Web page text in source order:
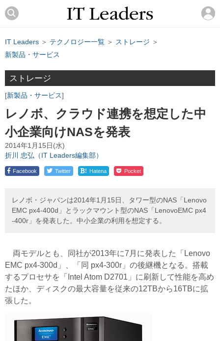
IT Leaders ＞ テクノロジー一覧 ＞ ストレージ ＞
新製品・サービス
ストレージ
新製品・サービス
レノボ、クラウド連携を想定した中
小企業向けNASを発表
2014年1月15日(水)
折川 忠弘（IT Leaders編集部）
Facebook Twitter ! Hatena Pocket
レノボ・ジャパンは2014年1月15日、タワー型のNAS「Lenovo
EMC px4-400d」とラックマウント型のNAS「LenovoEMC px4
-400r」を発表した。中小企業の利用を想定する。
両モデルとも、同社が2013年に7月に発表した「Lenovo
EMC px4-300d」、「同 px4-300r」の後継機となる。搭載
するプロセサを「Intel Atom D2701」に刷新して性能を高め
たほか、ディスクの最大容量を従来の12TBから16TBに拡
張した。